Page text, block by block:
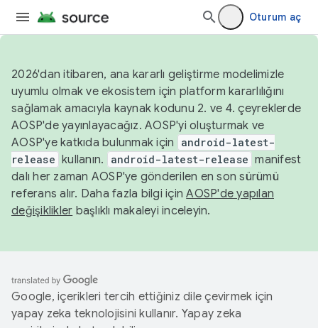
Oturum aç
2026'dan itibaren, ana kararlı geliştirme modelimizle
uyumlu olmak ve ekosistem için platform kararlılığını
sağlamak amacıyla kaynak kodunu 2. ve 4. çeyreklerde
AOSP'de yayınlayacağız. AOSP'yi oluşturmak ve
AOSP'ye katkıda bulunmak için
android-latest-
release kullanın. android-latest-release manifest
dalı her zaman AOSP'ye gönderilen en son sürümü
referans alır. Daha fazla bilgi içinAOSP'de yapılan
değişiklikler başlıklı makaleyi inceleyin.
Google, içerikleri tercih ettiğiniz dile çevirmek için
yapay zeka teknolojisini kullanır. Yapay zeka